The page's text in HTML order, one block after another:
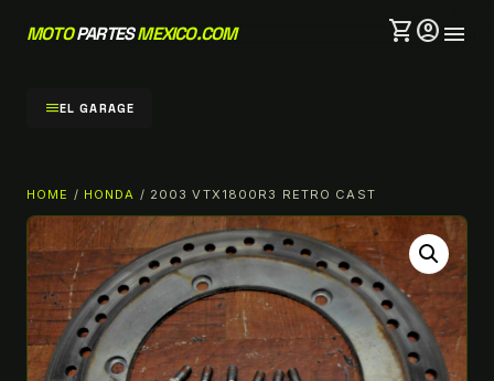
MOTOPARTESMEXICO.COM shopping_cartaccount_circlemenu
menuEL GARAGE
HOME / HONDA / 2003 VTX1800R3 RETRO CAST